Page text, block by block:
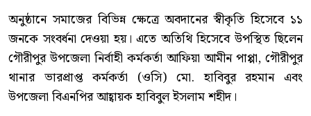
অনুষ্ঠানে সমাজের বিভিন্ন ক্ষেত্রে অবদানের স্বীকৃতি হিসেবে ১১
জনকে সংবর্ধনা দেওয়া হয়। এতে অতিথি হিসেবে উপস্থিত ছিলেন
গৌরীপুর উপজেলা নির্বাহী কর্মকর্তা আফিয়া আমীন পাপ্পা, গৌরীপুর
থানার ভারপ্রাপ্ত কর্মকর্তা (ওসি) মো. হাবিবুর রহমান এবং
উপজেলা বিএনপির আহ্বায়ক হাবিবুল ইসলাম শহীদ।